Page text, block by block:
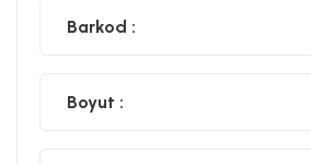
Barkod :
Boyut :